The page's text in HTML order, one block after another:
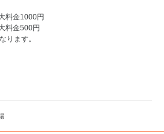
料金1000円
料金500円
ります。